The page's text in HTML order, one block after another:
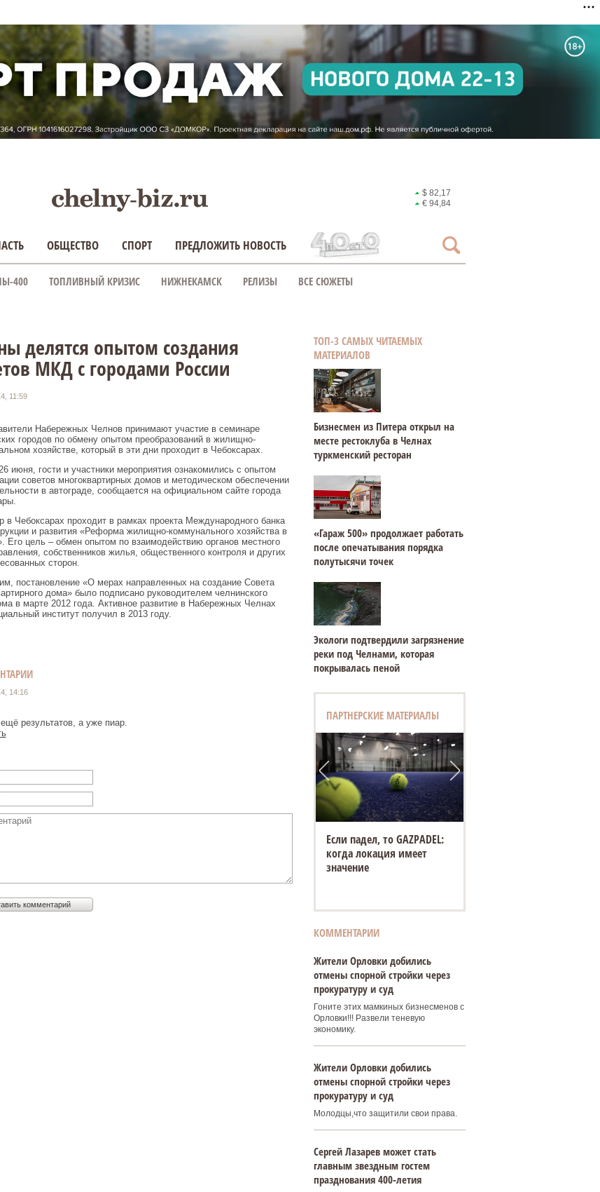
$ 82,17
€ 94,84
ОБЩЕСТВО СПОРТ ПРЕДЛОЖИТЬ НОВОСТЬ
400 ТОПЛИВНЫЙ КРИЗИС НИЖНЕКАМСК РЕЛИЗЫ ВСЕ СЮЖЕТЫ
делятся опытом создания
МКД с городами России
11:59
Набережных Челнов принимают участие в семинаре
городов по обмену опытом преобразований в жилищно-
хозяйстве, который в эти дни проходит в Чебоксарах.
июня, гости и участники мероприятия ознакомились с опытом
советов многоквартирных домов и методическом обеспечении
в автограде, сообщается на официальном сайте города
в Чебоксарах проходит в рамках проекта Международного банка
и развития «Реформа жилищно-коммунального хозяйства в
Его цель – обмен опытом по взаимодействию органов местного
собственников жилья, общественного контроля и других
сторон.
постановление «О мерах направленных на создание Совета
дома» было подписано руководителем челнинского
в марте 2012 года. Активное развитие в Набережных Челнах
институт получил в 2013 году.
14:16
результатов, а уже пиар.
ТОП-3 САМЫХ ЧИТАЕМЫХ
МАТЕРИАЛОВ
Бизнесмен из Питера открыл на
месте рестоклуба в Челнах
туркменский ресторан
«Гараж 500» продолжает работать
после опечатывания порядка
полутысячи точек
Экологи подтвердили загрязнение
реки под Челнами, которая
покрывалась пеной
ПАРТНЕРСКИЕ МАТЕРИАЛЫ
Если падел, то GAZPADEL:
когда локация имеет
значение
КОММЕНТАРИИ
Жители Орловки добились
отмены спорной стройки через
прокуратуру и суд
Гоните этих мамкиных бизнесменов с
Орловки!!! Развели теневую
экономику.
Жители Орловки добились
отмены спорной стройки через
прокуратуру и суд
Молодцы,что защитили свои права.
Сергей Лазарев может стать
главным звездным гостем
празднования 400‑летия